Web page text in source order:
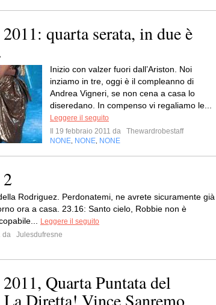
quarta serata, in due è
Inizio con valzer fuori dall’Ariston. Noi
inziamo in tre, oggi è il compleanno di
Andrea Vigneri, se non cena a casa lo
diseredano. In compenso vi regaliamo le...
Leggere il seguito
Il 19 febbraio 2011 da
Thewardrobestaff
NONE NONE NONE
Rodriguez. Perdonatemi, ne avrete sicuramente già
ora a casa. 23.16: Santo cielo, Robbie non è
Leggere il seguito
da
Julesdufresne
Quarta Puntata del
Diretta! Vince Sanremo